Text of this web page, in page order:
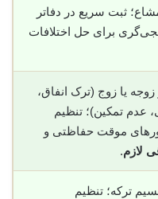
ثبت سریع در دفاتر
برای حل اختلافات
یا زوج (ترک انفاق،
عدم تمکین)؛ تنظیم
موقت حفاظتی و
لازم.
ترکه؛ تنظیم